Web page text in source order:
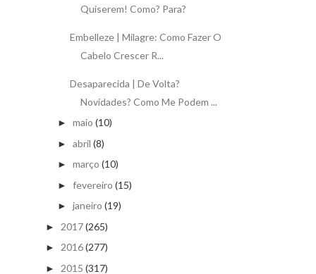
Quiserem! Como? Para?
Embelleze | Milagre: Como Fazer O
Cabelo Crescer R...
Desaparecida | De Volta?
Novidades? Como Me Podem ...
► maio (10)
► abril (8)
► março (10)
► fevereiro (15)
► janeiro (19)
► 2017(265)
► 2016(277)
► 2015 (317)